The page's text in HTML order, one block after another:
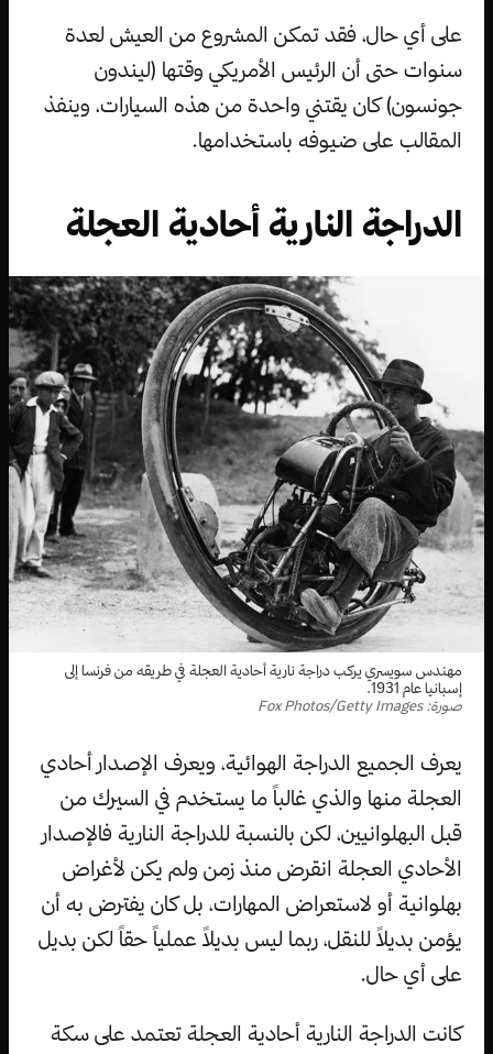
على أي حال، فقد تمكن المشروع من العيش لعدة
سنوات حتى أن الرئيس الأمريكي وقتها (ليندون
جونسون) كان يقتني واحدة من هذه السيارات، وينفذ
المقالب على ضيوفه باستخدامها.
الدراجة النارية أحادية العجلة
مهندس سويسري يركب دراجة نارية أحادية العجلة في طريقه من فرنسا إلى
إسبانيا عام 1931.
صورة: Fox Photos/Getty Images
يعرف الجميع الدراجة الهوائية، ويعرف الإصدار أحادي
العجلة منها والذي غالباً ما يستخدم في السيرك من
قبل البهلوانيين، لكن بالنسبة للدراجة النارية فالإصدار
الأحادي العجلة انقرض منذ زمن ولم يكن لأغراض
بهلوانية أو لاستعراض المهارات، بل كان يفترض به أن
يؤمن بديلاً للنقل، ربما ليس بديلاً عملياً حقاً لكن بديل
على أي حال.
كانت الدراجة النارية أحادية العجلة تعتمد على سكة